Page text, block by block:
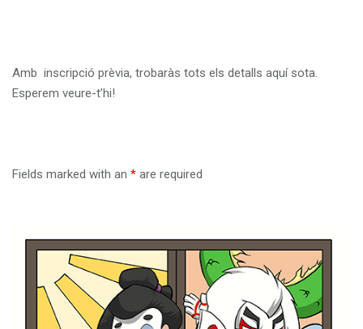
Amb inscripció prèvia, trobaràs tots els detalls aquí sota.
Esperem veure-t’hi!
Fields marked with an * are required